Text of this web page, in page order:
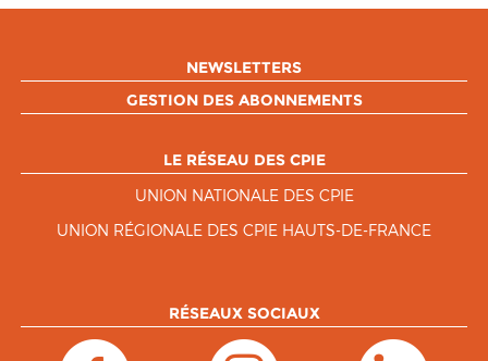
NEWSLETTERS
GESTION DES ABONNEMENTS
LE RÉSEAU DES CPIE
UNION NATIONALE DES CPIE
UNION RÉGIONALE DES CPIE HAUTS-DE-FRANCE
RÉSEAUX SOCIAUX